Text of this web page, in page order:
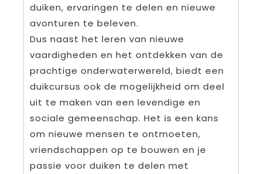
duiken, ervaringen te delen en nieuwe
avonturen te beleven.
Dus naast het leren van nieuwe
vaardigheden en het ontdekken van de
prachtige onderwaterwereld, biedt een
duikcursus ook de mogelijkheid om deel
uit te maken van een levendige en
sociale gemeenschap. Het is een kans
om nieuwe mensen te ontmoeten,
vriendschappen op te bouwen en je
passie voor duiken te delen met